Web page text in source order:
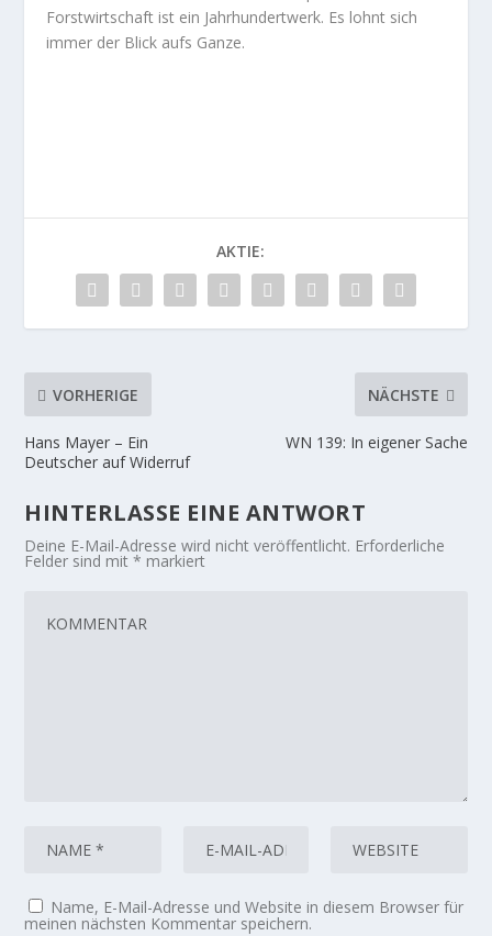
Forstwirtschaft ist ein Jahrhundertwerk. Es lohnt sich
immer der Blick aufs Ganze.
AKTIE:
VORHERIGE
Hans Mayer – Ein
Deutscher auf Widerruf
NÄCHSTE
WN 139: In eigener Sache
HINTERLASSE EINE ANTWORT
Deine E-Mail-Adresse wird nicht veröffentlicht. Erforderliche
Felder sind mit* markiert
Name, E-Mail-Adresse und Website in diesem Browser für
meinen nächsten Kommentar speichern.